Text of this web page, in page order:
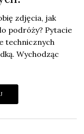
zdjęcia, jak
podróży? Pytacie
technicznych
Wychodząc